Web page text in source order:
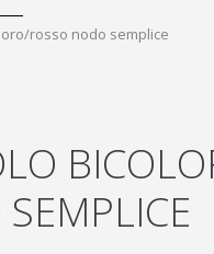
rosso nodo semplice